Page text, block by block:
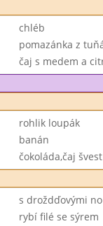
chléb
pomazánka z
čaj s medem a
rohlik loupák
banán
čokoláda,čaj
s droždďovými
rybí filé se sýrem